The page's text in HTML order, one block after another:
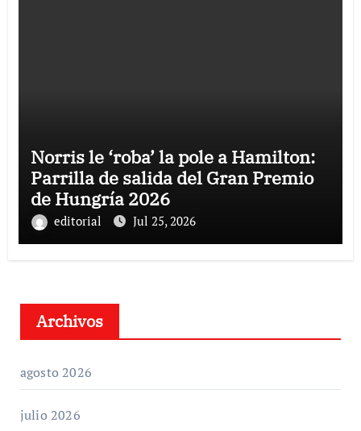
Norris le ‘roba’ la pole a Hamilton:
Parrilla de salida del Gran Premio
de Hungría 2026
editorial Jul 25, 2026
Archivos
agosto 2026
julio 2026